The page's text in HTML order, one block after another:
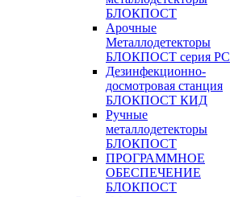
БЛОКПОСТ
Арочные
Металлодетекторы
БЛОКПОСТ серия РС
Дезинфекционно-
досмотровая станция
БЛОКПОСТ КИД
Ручные
металлодетекторы
БЛОКПОСТ
ПРОГРАММНОЕ
ОБЕСПЕЧЕНИЕ
БЛОКПОСТ